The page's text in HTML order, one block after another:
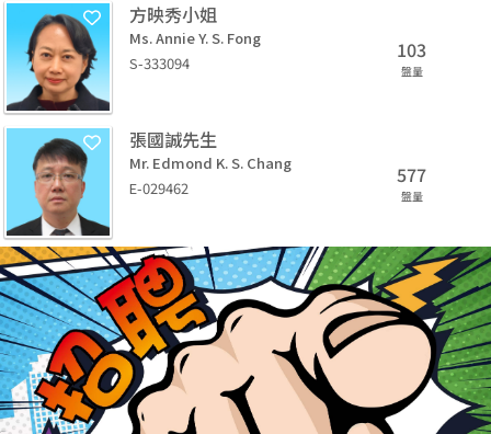
方映秀小姐
Ms. Annie Y. S. Fong
S-333094
103
盤量
張國誠先生
Mr. Edmond K. S. Chang
E-029462
577
盤量